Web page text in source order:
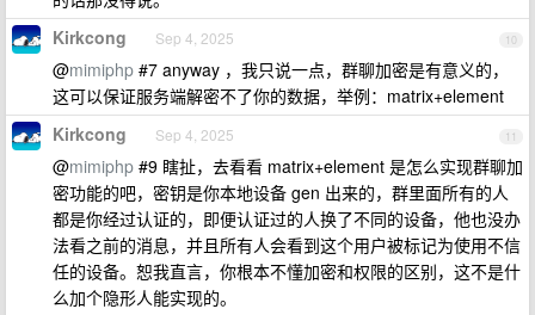
10
Kirkcong Sep 4, 2025
@mimiphp #7 anyway ，我只说一点，群聊加密是有意义的，
这可以保证服务端解密不了你的数据，举例：matrix+element
11
Kirkcong Sep 4, 2025
@mimiphp #9 瞎扯，去看看 matrix+element 是怎么实现群聊加
密功能的吧，密钥是你本地设备 gen 出来的，群里面所有的人
都是你经过认证的，即便认证过的人换了不同的设备，他也没办
法看之前的消息，并且所有人会看到这个用户被标记为使用不信
任的设备。恕我直言，你根本不懂加密和权限的区别，这不是什
么加个隐形人能实现的。